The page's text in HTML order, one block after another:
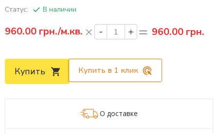
Статус:
В наличии
960.00 грн./м.кв. 960.00 грн.
Купить Купить в 1 клик
О доставке